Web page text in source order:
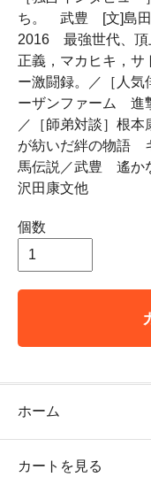
ち。 武豊 [文]島田
2016 最強世代、頂
正義，マカヒキ，サ
ー激闘録。／［人気
ーザンファーム 進
／［師弟対談］根
が紡いだ絆の物語
馬伝説／武豊 遙か
沢田康文他
個数
ホーム
カートを見る